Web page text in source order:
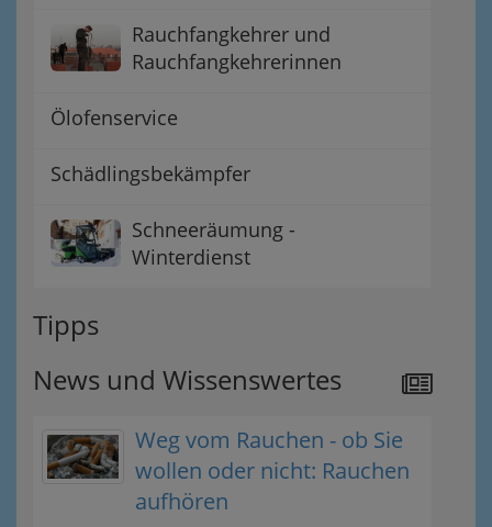
Rauchfangkehrer und
Rauchfangkehrerinnen
Ölofenservice
Schädlingsbekämpfer
Schneeräumung -
Winterdienst
Tipps
News und Wissenswertes
Weg vom Rauchen - ob Sie
wollen oder nicht: Rauchen
aufhören